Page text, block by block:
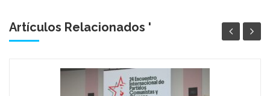
Artículos Relacionados '